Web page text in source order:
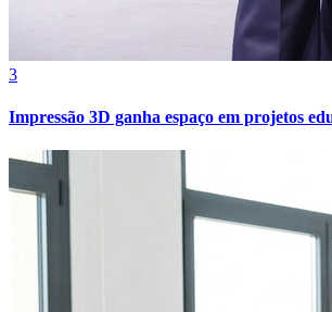
Cruzeiro
3
Impressão 3D ganha espaço em projetos